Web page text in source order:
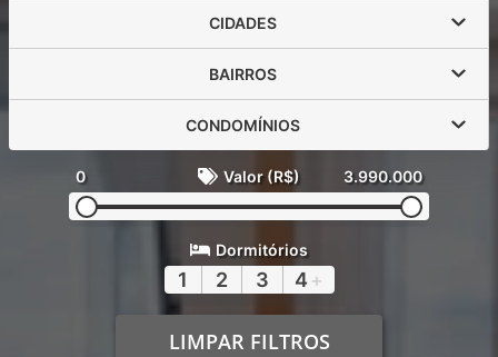
CIDADES
BAIRROS
CONDOMÍNIOS
0 Valor (R$) 3.990.000
Dormitórios
1 2 3 4 +
LIMPAR FILTROS